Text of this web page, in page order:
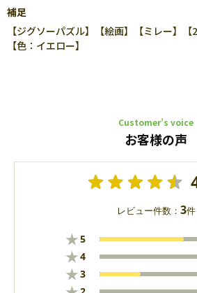
補足
【ジグソーパズル】【絵画】【ミレー】【
【色：イエロー】
Customer’s voice
お客様の声
レビュー件数： 3件
★5
★4
★3